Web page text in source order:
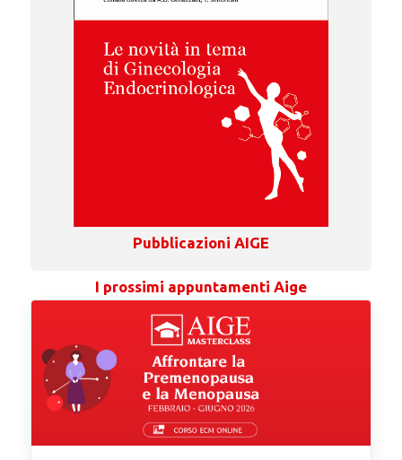
Pubblicazioni AIGE
I prossimi appuntamenti Aige